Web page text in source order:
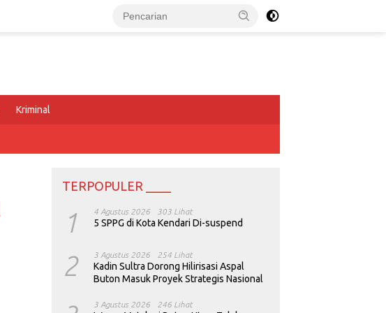
Kriminal
TERPOPULER ____
1 4 Agustus 2026 303 Lihat
5 SPPG di Kota Kendari Di-suspend
2 3 Agustus 2026 254 Lihat
Kadin Sultra Dorong Hilirisasi Aspal
Buton Masuk Proyek Strategis Nasional
3 Agustus 2026 246 Lihat